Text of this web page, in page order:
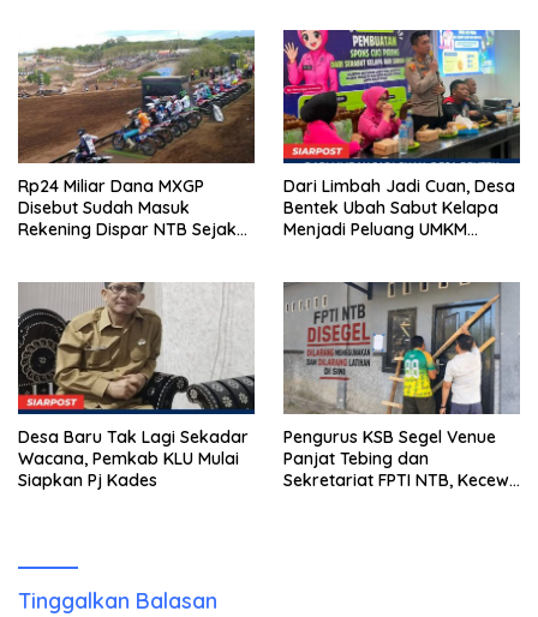
Rp24 Miliar Dana MXGP
Disebut Sudah Masuk
Rekening Dispar NTB Sejak
Dari Limbah Jadi Cuan, Desa
Bentek Ubah Sabut Kelapa
Menjadi Peluang UMKM
Desa Baru Tak Lagi Sekadar
Wacana, Pemkab KLU Mulai
Siapkan Pj Kades
Pengurus KSB Segel Venue
Panjat Tebing dan
Sekretariat FPTI NTB, Kecewa
Tinggalkan Balasan